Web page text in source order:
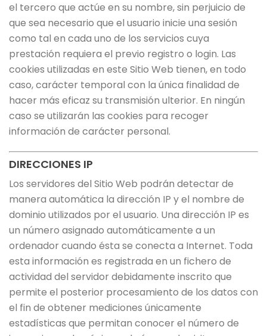
el tercero que actúe en su nombre, sin perjuicio de
que sea necesario que el usuario inicie una sesión
como tal en cada uno de los servicios cuya
prestación requiera el previo registro o login. Las
cookies utilizadas en este Sitio Web tienen, en todo
caso, carácter temporal con la única finalidad de
hacer más eficaz su transmisión ulterior. En ningún
caso se utilizarán las cookies para recoger
información de carácter personal.
DIRECCIONES IP
Los servidores del Sitio Web podrán detectar de
manera automática la dirección IP y el nombre de
dominio utilizados por el usuario. Una dirección IP es
un número asignado automáticamente a un
ordenador cuando ésta se conecta a Internet. Toda
esta información es registrada en un fichero de
actividad del servidor debidamente inscrito que
permite el posterior procesamiento de los datos con
el fin de obtener mediciones únicamente
estadísticas que permitan conocer el número de